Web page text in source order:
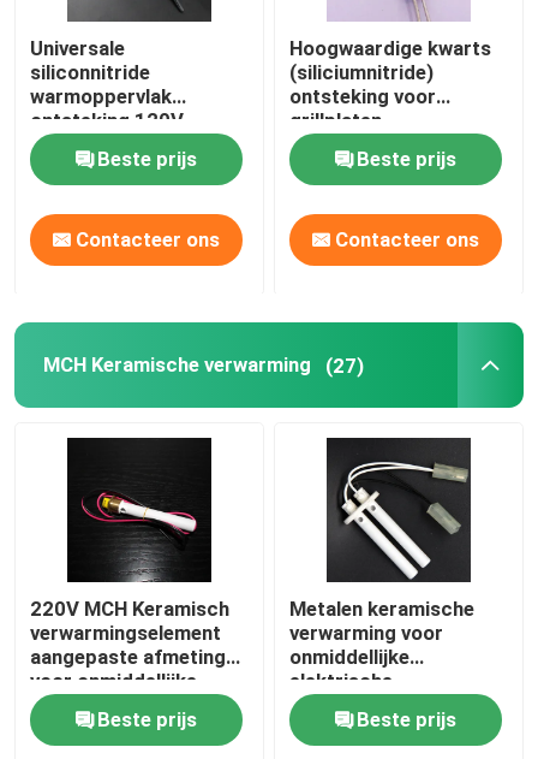
Universale
siliconnitride
warmoppervlak
ontsteking 120V
Beste prijs
Contacteer ons
Hoogwaardige kwarts
(siliciumnitride)
ontsteking voor
grillplaten
Beste prijs
Contacteer ons
MCH Keramische verwarming (27)
220V MCH Keramisch
verwarmingselement
aangepaste afmeting
voor onmiddellijke
warme
waterverwarming
Beste prijs
Metalen keramische
verwarming voor
onmiddellijke
elektrische
waterverwarming
Beste prijs